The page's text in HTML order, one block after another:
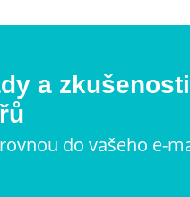
a
do vašeho e-